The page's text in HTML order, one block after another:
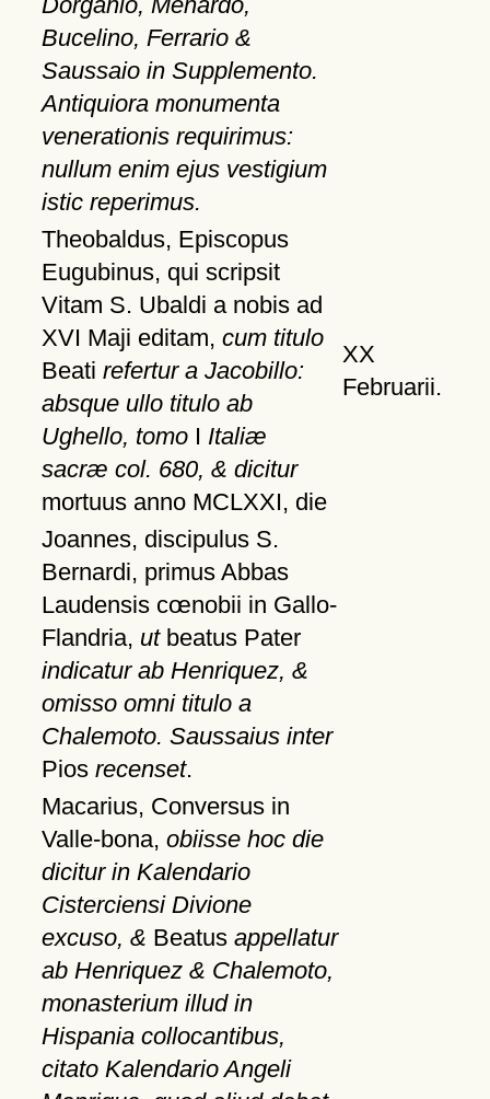
Bucelino, Ferrario &
Saussaio in Supplemento.
Antiquiora monumenta
venerationis requirimus:
nullum enim ejus vestigium
istic reperimus.
Theobaldus, Episcopus
Eugubinus, qui scripsit
Vitam S. Ubaldi a nobis ad
XVI Maji editam, cum titulo
Beati refertur a Jacobillo:
absque ullo titulo ab
Ughello, tomoI Italiæ
sacræ col. 680, & dicitur
mortuus anno MCLXXI, die
XX
Februarii.
Joannes, discipulus S.
Bernardi, primus Abbas
Laudensis cœnobii in Gallo-
Flandria, utbeatus Pater
indicatur ab Henriquez, &
omisso omni titulo a
Chalemoto. Saussaius inter
Pios recenset.
Macarius, Conversus in
Valle-bona, obiisse hoc die
dicitur in Kalendario
Cisterciensi Divione
excuso, & Beatus appellatur
ab Henriquez & Chalemoto,
monasterium illud in
Hispania collocantibus,
citato Kalendario Angeli